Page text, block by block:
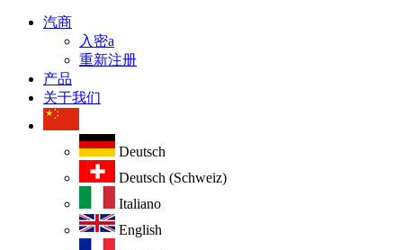
汽商
入密a
重新注册
产品
关于我们
Deutsch
Deutsch (Schweiz)
Italiano
English